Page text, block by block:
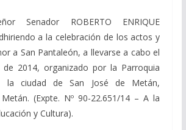
Senador ROBERTO ENRIQUE
a la celebración de los actos y
a San Pantaleón, a llevarse a cabo el
2014, organizado por la Parroquia
la ciudad de San José de Metán,
(Expte. Nº 90-22.651/14 – A la
y Cultura).